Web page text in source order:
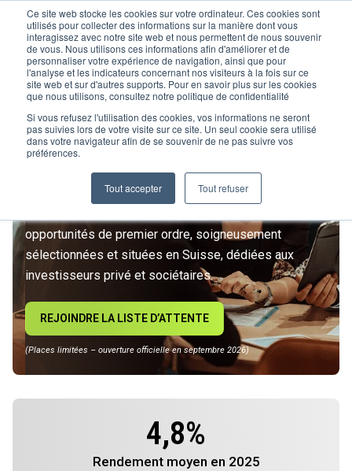
Ce site web stocke les cookies sur votre ordinateur. Ces cookies sont
utilisés pour collecter des informations sur la manière dont vous
interagissez avec notre site web et nous permettent de nous souvenir
de vous. Nous utilisons ces informations afin d'améliorer et de
personnaliser votre expérience de navigation, ainsi que pour
l'analyse et les indicateurs concernant nos visiteurs à la fois sur ce
site web et sur d'autres supports. Pour en savoir plus sur les cookies
que nous utilisons, consultez notre politique de confidentialité
Si vous refusez l'utilisation des cookies, vos informations ne seront
pas suivies lors de votre visite sur ce site. Un seul cookie sera utilisé
dans votre navigateur afin de se souvenir de ne pas suivre vos
préférences.
Tout accepter Tout refuser
L’IMMOBILIER
D’INVESTISSEMENT ENTRE
DANS UNE NOUVELLE ÈRE
Rejoignez le premier club privé d'investissement
opportunités de premier ordre, soigneusement
sélectionnées et situées en Suisse, dédiées aux
investisseurs privé et sociétaires.
REJOINDRE LA LISTE D’ATTENTE
(Places limitées – ouverture officielle en septembre 2026)
4,8%
Rendement moyen en 2025